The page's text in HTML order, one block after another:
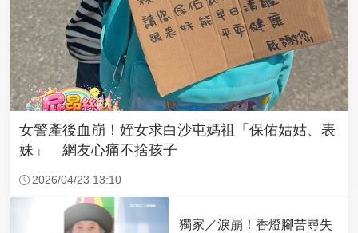
女警產後血崩！姪女求白沙屯媽祖「保佑姑姑、表
妹」 網友心痛不捨孩子
2026/04/23 13:10
獨家／淚崩！香燈腳苦尋失